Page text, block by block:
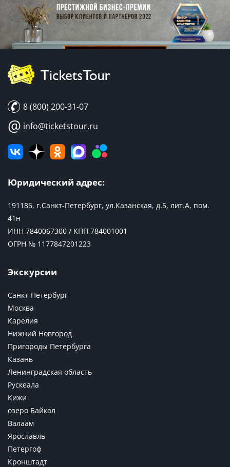
8 (800) 200-31-07
@ info@ticketstour.ru
Юридический адрес:
191186, г.Санкт-Петербург, ул.Казанская, д.5, лит.А, пом.
41н
ИНН 7840067300 / КПП 784001001
ОГРН № 1177847201223
Экскурсии
Санкт-Петербург
Москва
Карелия
Нижний Новгород
Пригороды Петербурга
Казань
Ленинградская область
Рускеала
Кижи
озеро Байкал
Валаам
Ярославль
Петергоф
Кронштадт